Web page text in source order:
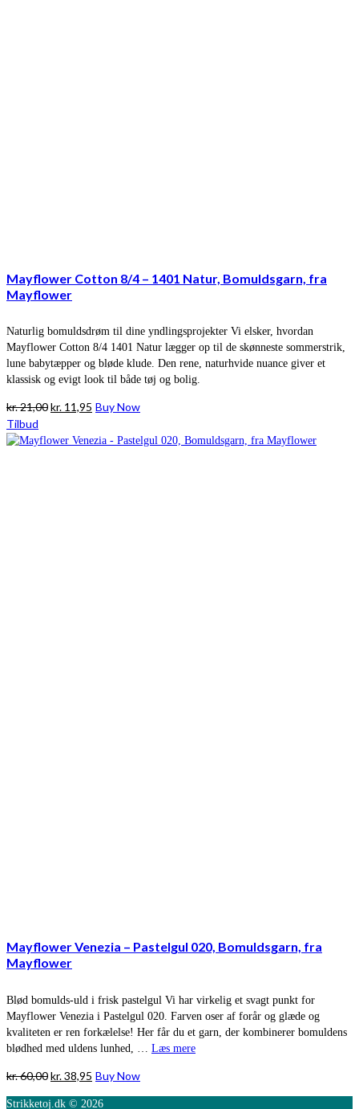
Mayflower Cotton 8/4 – 1401 Natur, Bomuldsgarn, fra
Mayflower
Naturlig bomuldsdrøm til dine yndlingsprojekter Vi elsker, hvordan
Mayflower Cotton 8/4 1401 Natur lægger op til de skønneste sommerstrik,
lune babytæpper og bløde klude. Den rene, naturhvide nuance giver et
klassisk og evigt look til både tøj og bolig.
kr.21,00Den
pris
kr. 11,95 Den
pris
Buy Now
Tilbud
Mayflower Venezia – Pastelgul 020, Bomuldsgarn, fra
Mayflower
Blød bomulds-uld i frisk pastelgul Vi har virkelig et svagt punkt for
Mayflower Venezia i Pastelgul 020. Farven oser af forår og glæde og
kvaliteten er ren forkælelse! Her får du et garn, der kombinerer bomuldens
blødhed med uldens lunhed, … Læs mere
kr.60,00Den
kr.38,95 Den
Buy Now
Strikketoj.dk © 2026